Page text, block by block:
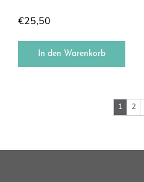
€25,50
In den Warenkorb
1 2